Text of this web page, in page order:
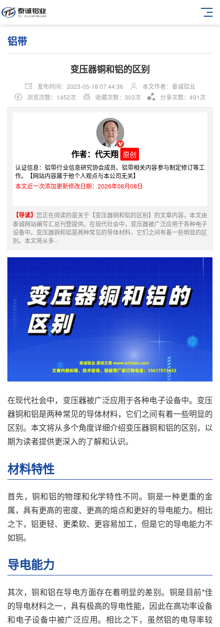
铝带
变压器铜和铝的区别
发布时间：2023-05-18 07:44:36
本文作者：泰诚铝业
浏览次数：1452次
收藏次数：303次 分享次数：491次
作者：代天翔 原创
认证信息：铝带行业信息研究协会成员、铝带相关内容参与制定修订等工
作。【网站内容属于他个人观点与本公司无关】
本文近一次添加更新修改日期：2026年08月08日
【导读】 您正在阅读的是关于【变压器铜和铝的区别】的文章内容，本文由
泰诚网站编写汇总刊登提供。在现代社会中，变压器被广泛应用于各种电子
设备中。变压器铜和铝是两种常见的导体材料，它们之间有着一些明显的区
别。本文将从多···
在现代社会中，变压器被广泛应用于各种电子设备中。变压
器铜和铝是两种常见的导体材料，它们之间有着一些明显的
区别。本文将从多个角度详细介绍变压器铜和铝的区别，以
期为读者提供更深入的了解和认识。
材料特性
首先，铜和铝的物理和化学特性不同。铜是一种更重的金
属，具有更高的密度、更高的熔点和更好的导电能力。相比
之下，铝更轻、更柔软、更容易加工，但是它的导电能力不
如铜。
导电能力
其次，铜和铝在导电方面存在着明显的差别。铜是目前*佳
的导电材料之一，具有极高的导电性能，因此在高功率设备
和电子设备中被广泛应用。相比之下，虽然铝的电导率较